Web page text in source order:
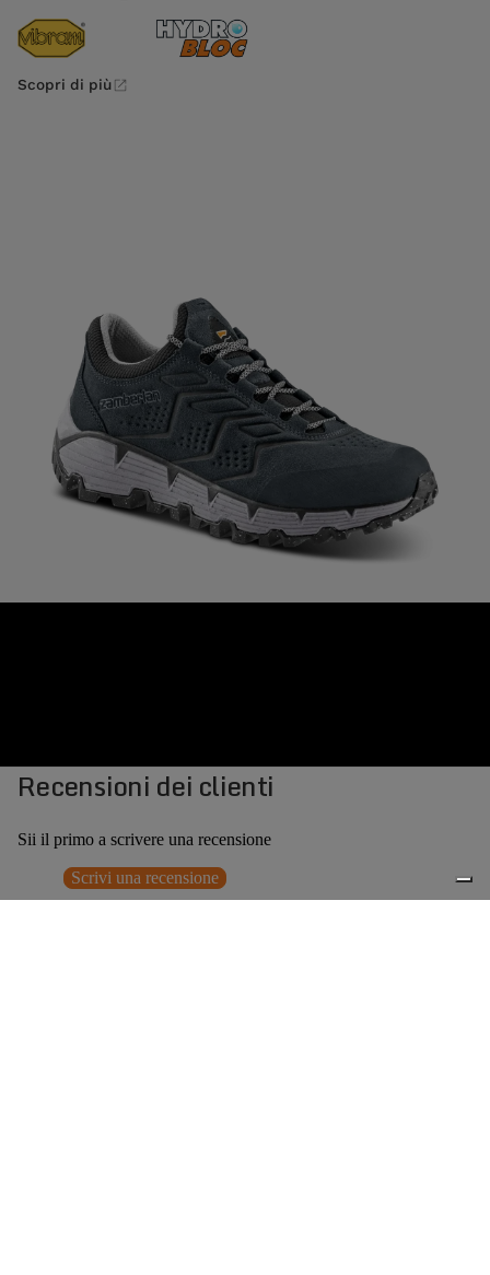
Scopri di più
Recensioni dei clienti
Sii il primo a scrivere una recensione
Scrivi una recensione